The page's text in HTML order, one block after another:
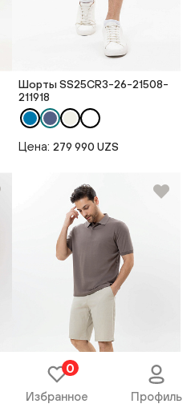
Шорты SS25CR3-26-21508-
211918
Цена: 279 990 UZS
Избранное
0
Профиль